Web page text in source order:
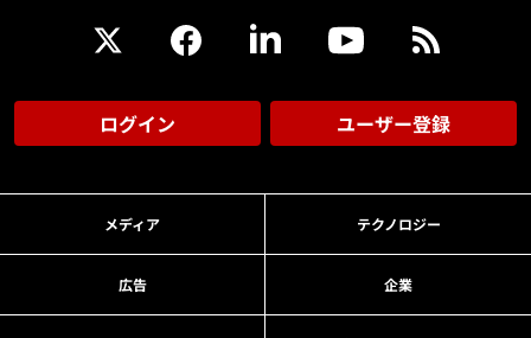
ログイン ユーザー登録
メディア テクノロジー
広告 企業